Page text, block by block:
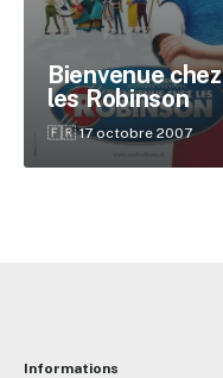
Bienvenue chez
les Robinson
🇫🇷 17 octobre 2007
Informations